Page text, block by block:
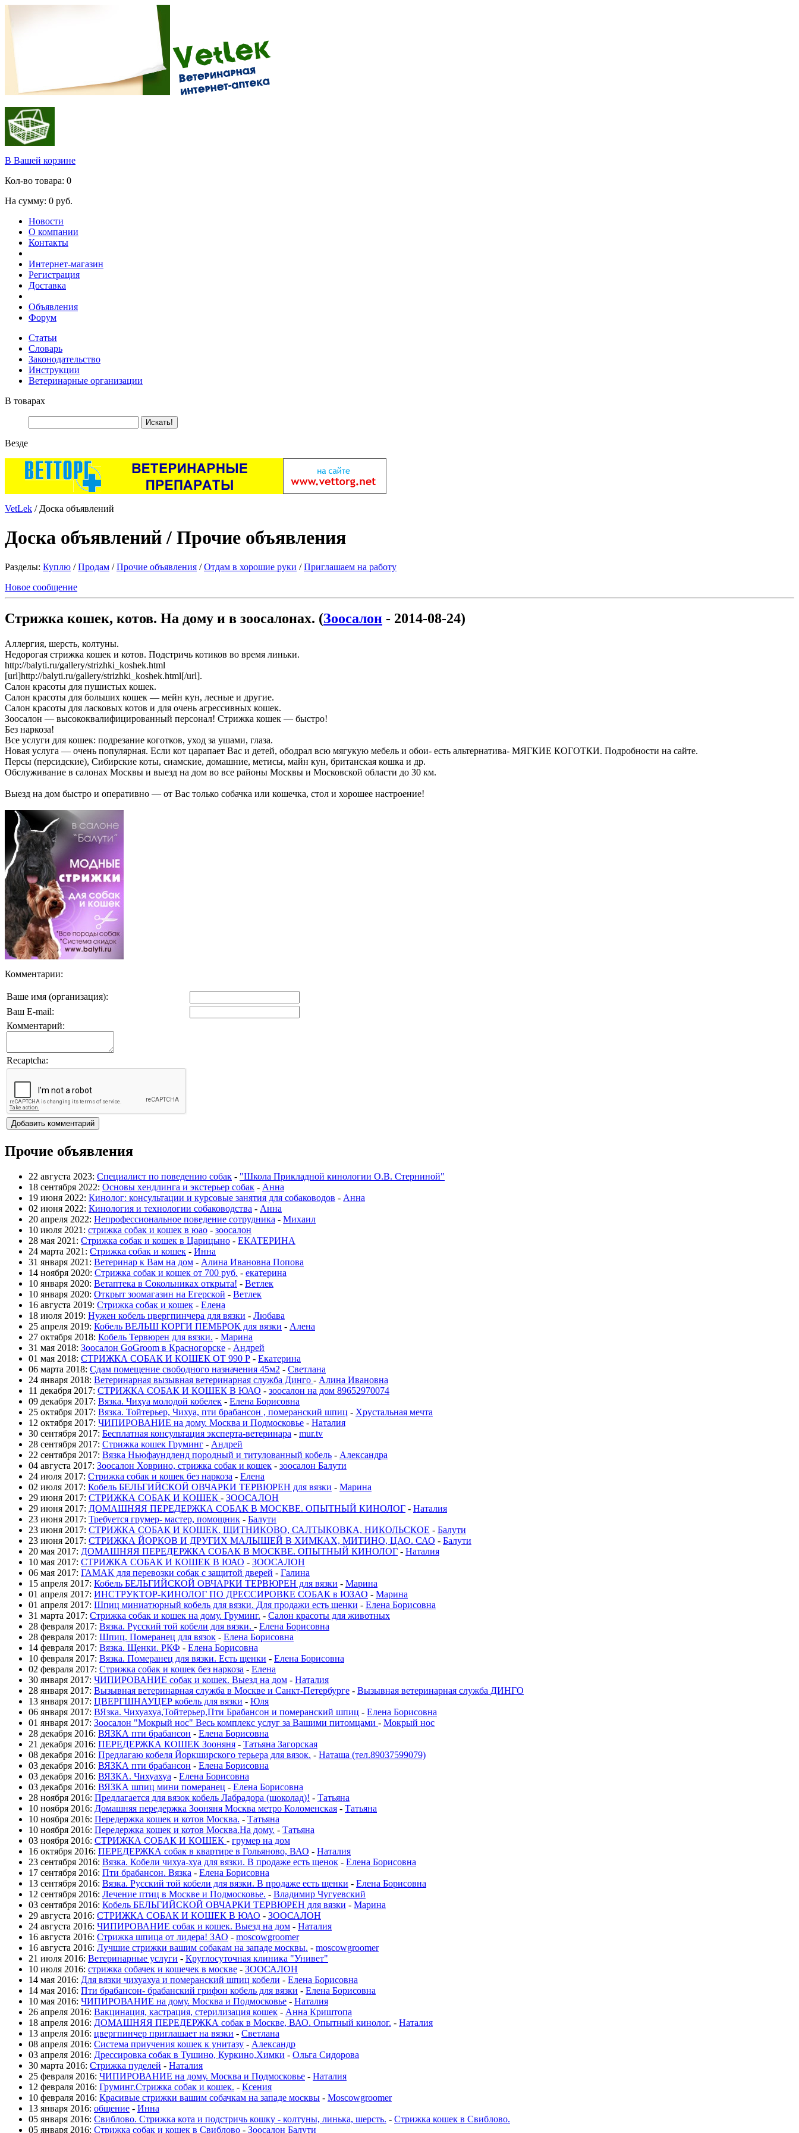
В Вашей корзине
Кол-во товара: 0
На сумму: 0 руб.
Новости
О компании
Контакты
Интернет-магазин
Регистрация
Доставка
Объявления
Форум
Статьи
Словарь
Законодательство
Инструкции
Ветеринарные организации
В товарах
Везде
VetLek / Доска объявлений
Доска объявлений / Прочие объявления
Разделы: Куплю /Продам /Прочие объявления /Отдам в хорошие руки /Приглашаем на работу
Новое сообщение
Стрижка кошек, котов. На дому и в зоосалонах. (Зоосалон - 2014-08-24)
Аллергия, шерсть, колтуны.
Недорогая стрижка кошек и котов. Подстричь котиков во время линьки.
http://balyti.ru/gallery/strizhki_koshek.html
[url]http://balyti.ru/gallery/strizhki_koshek.html[/url].
Салон красоты для пушистых кошек.
Салон красоты для больших кошек — мейн кун, лесные и другие.
Салон красоты для ласковых котов и для очень агрессивных кошек.
Зоосалон — высококвалифицированный персонал! Стрижка кошек — быстро!
Без наркоза!
Все услуги для кошек: подрезание коготков, уход за ушами, глаза.
Новая услуга — очень популярная. Если кот царапает Вас и детей, ободрал всю мягукую мебель и обои- есть альтернатива- МЯГКИЕ КОГОТКИ. Подробности на сайте.
Персы (персидские), Сибирские коты, сиамские, домашние, метисы, майн кун, британская кошка и др.
Обслуживание в салонах Москвы и выезд на дом во все районы Москвы и Московской области до 30 км.
Выезд на дом быстро и оперативно — от Вас только собачка или кошечка, стол и хорошее настроение!
Комментарии:
Ваше имя (организация):
Ваш E-mail:
Комментарий:
Recaptcha:
Прочие объявления
22 августа 2023: Специалист по поведению собак - "Школа Прикладной кинологии О.В. Стерниной"
18 сентября 2022: Основы хендлинга и экстерьер собак - Анна
19 июня 2022: Кинолог: консультации и курсовые занятия для собаководов - Анна
02 июня 2022: Кинология и технологии собаководства - Анна
20 апреля 2022: Непрофессиональное поведение сотрудника - Михаил
10 июля 2021: стрижка собак и кошек в юао - зоосалон
28 мая 2021: Стрижка собак и кошек в Царицыно - ЕКАТЕРИНА
24 марта 2021: Стрижка собак и кошек - Инна
31 января 2021: Ветеринар к Вам на дом - Алина Ивановна Попова
14 ноября 2020: Стрижка собак и кошек от 700 руб. - екатерина
10 января 2020: Ветаптека в Сокольниках открыта! - Ветлек
10 января 2020: Открыт зоомагазин на Егерской - Ветлек
16 августа 2019: Стрижка собак и кошек - Елена
18 июля 2019: Нужен кобель цвергпинчера для вязки - Любава
25 апреля 2019: Кобель ВЕЛЬШ КОРГИ ПЕМБРОК для вязки - Алена
27 октября 2018: Кобель Тервюрен для вязки. - Марина
31 мая 2018: Зоосалон GoGroom в Красногорске - Андрей
01 мая 2018: СТРИЖКА СОБАК И КОШЕК ОТ 990 Р - Екатерина
06 марта 2018: Сдам помещение свободного назначения 45м2 - Светлана
24 января 2018: Ветеринарная вызывная ветеринарная служба Динго - Алина Ивановна
11 декабря 2017: СТРИЖКА СОБАК И КОШЕК В ЮАО - зоосалон на дом 89652970074
09 декабря 2017: Вязка. Чихуа молодой кобелек - Елена Борисовна
25 октября 2017: Вязка. Тойтерьер, Чихуа, пти брабансон , померанский шпиц - Хрустальная мечта
12 октября 2017: ЧИПИРОВАНИЕ на дому. Москва и Подмосковье - Наталия
30 сентября 2017: Бесплатная консультация эксперта-ветеринара - mur.tv
28 сентября 2017: Стрижка кошек Груминг - Андрей
22 сентября 2017: Вязка Ньюфаундленд породный и титулованный кобель - Александра
04 августа 2017: Зоосалон Ховрино, стрижка собак и кошек - зоосалон Балути
24 июля 2017: Стрижка собак и кошек без наркоза - Елена
02 июля 2017: Кобель БЕЛЬГИЙСКОЙ ОВЧАРКИ ТЕРВЮРЕН для вязки - Марина
29 июня 2017: СТРИЖКА СОБАК И КОШЕК - ЗООСАЛОН
29 июня 2017: ДОМАШНЯЯ ПЕРЕДЕРЖКА СОБАК В МОСКВЕ. ОПЫТНЫЙ КИНОЛОГ - Наталия
23 июня 2017: Требуется грумер- мастер, помощник - Балути
23 июня 2017: СТРИЖКА СОБАК И КОШЕК. ЩИТНИКОВО, САЛТЫКОВКА, НИКОЛЬСКОЕ - Балути
23 июня 2017: CТРИЖКА ЙОРКОВ И ДРУГИХ МАЛЫШЕЙ В ХИМКАХ, МИТИНО, ЦАО. САО - Балути
20 мая 2017: ДОМАШНЯЯ ПЕРЕДЕРЖКА СОБАК В МОСКВЕ. ОПЫТНЫЙ КИНОЛОГ - Наталия
10 мая 2017: СТРИЖКА СОБАК И КОШЕК В ЮАО - ЗООСАЛОН
06 мая 2017: ГАМАК для перевозки собак с защитой дверей - Галина
15 апреля 2017: Кобель БЕЛЬГИЙСКОЙ ОВЧАРКИ ТЕРВЮРЕН для вязки - Марина
01 апреля 2017: ИНСТРУКТОР-КИНОЛОГ ПО ДРЕССИРОВКЕ СОБАК в ЮЗАО - Марина
01 апреля 2017: Шпиц миниатюрный кобель для вязки. Для продажи есть щенки - Елена Борисовна
31 марта 2017: Стрижка собак и кошек на дому. Груминг. - Салон красоты для животных
28 февраля 2017: Вязка. Русский той кобели для вязки. - Елена Борисовна
28 февраля 2017: Шпиц. Померанец для вязок - Елена Борисовна
14 февраля 2017: Вязка. Щенки. РКФ - Елена Борисовна
10 февраля 2017: Вязка. Померанец для вязки. Есть щенки - Елена Борисовна
02 февраля 2017: Стрижка собак и кошек без наркоза - Елена
30 января 2017: ЧИПИРОВАНИЕ собак и кошек. Выезд на дом - Наталия
28 января 2017: Вызывная ветеринарная служба в Москве и Санкт-Петербурге - Вызывная ветеринарная служба ДИНГО
13 января 2017: ЦВЕРГШНАУЦЕР кобель для вязки - Юля
06 января 2017: ВЯзка. Чихуахуа,Тойтерьер,Пти Брабансон и померанский шпиц - Елена Борисовна
01 января 2017: Зоосалон "Мокрый нос" Весь комплекс услуг за Вашими питомцами - Мокрый нос
28 декабря 2016: ВЯЗКА пти брабансон - Елена Борисовна
21 декабря 2016: ПЕРЕДЕРЖКА КОШЕК Зооняня - Татьяна Загорская
08 декабря 2016: Предлагаю кобеля Йоркширского терьера для вязок. - Наташа (тел.89037599079)
03 декабря 2016: ВЯЗКА пти брабансон - Елена Борисовна
03 декабря 2016: ВЯЗКА. Чихуахуа - Елена Борисовна
03 декабря 2016: ВЯЗКА шпиц мини померанец - Елена Борисовна
28 ноября 2016: Предлагается для вязок кобель Лабрадора (шоколад)! - Татьяна
10 ноября 2016: Домашняя передержка Зооняня Москва метро Коломенская - Татьяна
10 ноября 2016: Передержка кошек и котов Москва. - Татьяна
10 ноября 2016: Передержка кошек и котов Москва.На дому. - Татьяна
03 ноября 2016: СТРИЖКА СОБАК И КОШЕК - грумер на дом
16 октября 2016: ПЕРЕДЕРЖКА собак в квартире в Гольяново, ВАО - Наталия
23 сентября 2016: Вязка. Кобели чихуа-хуа для вязки. В продаже есть щенок - Елена Борисовна
17 сентября 2016: Пти брабансон. Вязка - Елена Борисовна
13 сентября 2016: Вязка. Русский той кобели для вязки. В продаже есть щенки - Елена Борисовна
12 сентября 2016: Лечение птиц в Москве и Подмосковье. - Владимир Чугуевский
03 сентября 2016: Кобель БЕЛЬГИЙСКОЙ ОВЧАРКИ ТЕРВЮРЕН для вязки - Марина
29 августа 2016: СТРИЖКА СОБАК И КОШЕК В ЮАО - ЗООСАЛОН
24 августа 2016: ЧИПИРОВАНИЕ собак и кошек. Выезд на дом - Наталия
16 августа 2016: Стрижка шпица от лидера! ЗАО - moscowgroomer
16 августа 2016: Лучшие стрижки вашим собакам на западе москвы. - moscowgroomer
21 июля 2016: Ветеринарные услуги - Круглосуточная клиника "Унивет"
10 июля 2016: стрижка собачек и кошечек в москве - ЗООСАЛОН
14 мая 2016: Для вязки чихуахуа и померанский шпиц кобели - Елена Борисовна
14 мая 2016: Пти брабансон- брабанский грифон кобель для вязки - Елена Борисовна
10 мая 2016: ЧИПИРОВАНИЕ на дому. Москва и Подмосковье - Наталия
26 апреля 2016: Вакцинация, кастрация, стерилизация кошек - Анна Криштопа
18 апреля 2016: ДОМАШНЯЯ ПЕРЕДЕРЖКА собак в Москве, ВАО. Опытный кинолог. - Наталия
13 апреля 2016: цвергпинчер приглашает на вязки - Светлана
08 апреля 2016: Система приучения кошек к унитазу - Александр
03 апреля 2016: Дрессировка собак в Тушино, Куркино,Химки - Ольга Сидорова
30 марта 2016: Стрижка пуделей - Наталия
25 февраля 2016: ЧИПИРОВАНИЕ на дому. Москва и Подмосковье - Наталия
12 февраля 2016: Груминг.Стрижка собак и кошек. - Ксения
10 февраля 2016: Красивые стрижки вашим собачкам на западе москвы - Moscowgroomer
13 января 2016: общение - Инна
05 января 2016: Свиблово. Стрижка кота и подстричь кошку - колтуны, линька, шерсть. - Стрижка кошек в Свиблово.
05 января 2016: Стрижка собак и кошек в Свиблово - Зоосалон Балути